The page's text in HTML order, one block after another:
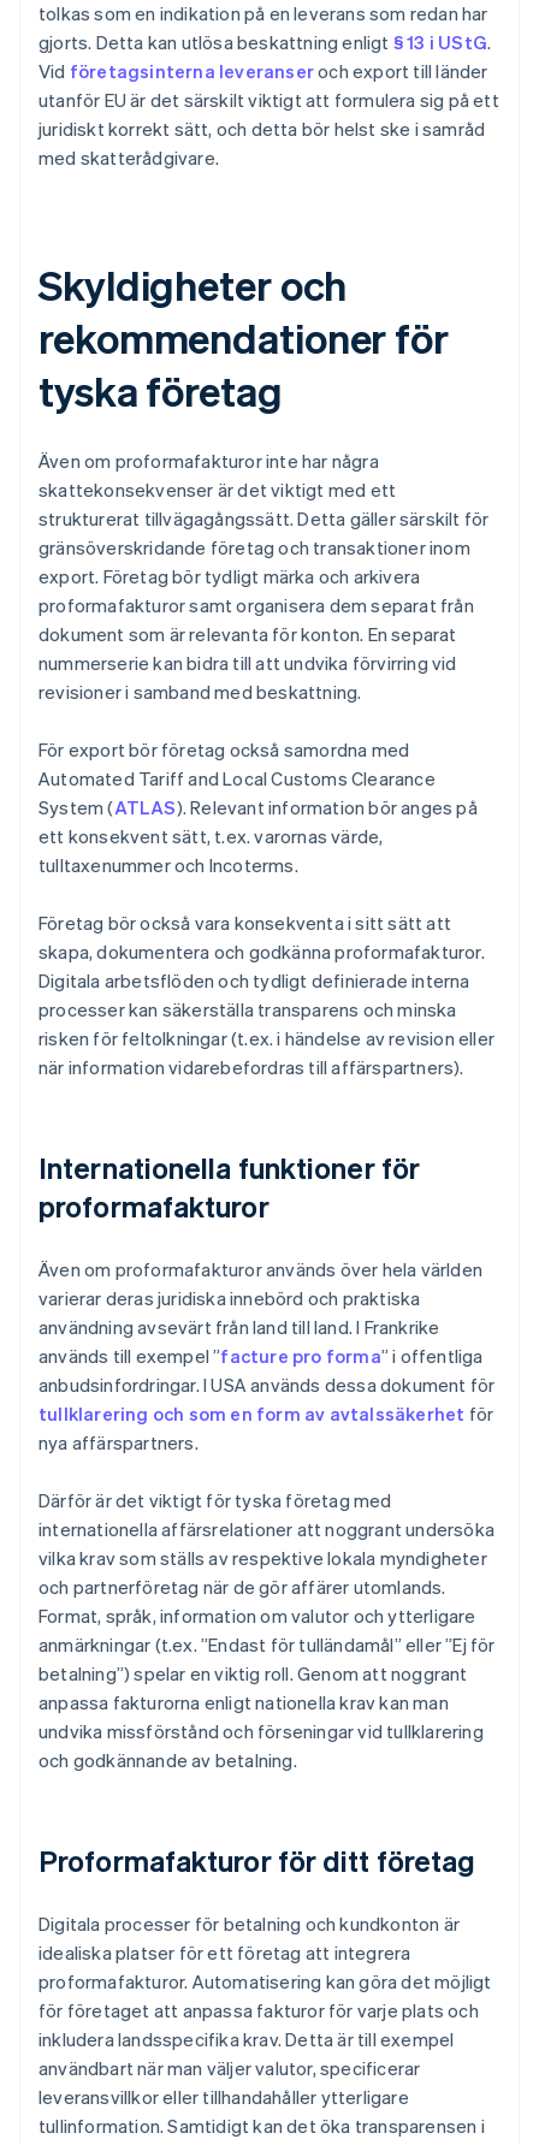
tolkas som en indikation på en leverans som redan har
gjorts. Detta kan utlösa beskattning enligt § 13 i UStG.
Vid företagsinterna leveranseroch export till länder
utanför EU är det särskilt viktigt att formulera sig på ett
juridiskt korrekt sätt, och detta bör helst ske i samråd
med skatterådgivare.
Skyldigheter och
rekommendationer för
tyska företag
Även om proformafakturor inte har några
skattekonsekvenser är det viktigt med ett
strukturerat tillvägagångssätt. Detta gäller särskilt för
gränsöverskridande företag och transaktioner inom
export. Företag bör tydligt märka och arkivera
proformafakturor samt organisera dem separat från
dokument som är relevanta för konton. En separat
nummerserie kan bidra till att undvika förvirring vid
revisioner i samband med beskattning.
För export bör företag också samordna med
Automated Tariff and Local Customs Clearance
System (ATLAS). Relevant information bör anges på
ett konsekvent sätt, t.ex. varornas värde,
tulltaxenummer och Incoterms.
Företag bör också vara konsekventa i sitt sätt att
skapa, dokumentera och godkänna proformafakturor.
Digitala arbetsflöden och tydligt definierade interna
processer kan säkerställa transparens och minska
risken för feltolkningar (t.ex. i händelse av revision eller
när information vidarebefordras till affärspartners).
Internationella funktioner för
proformafakturor
Även om proformafakturor används över hela världen
varierar deras juridiska innebörd och praktiska
användning avsevärt från land till land. I Frankrike
används till exempel ”facture pro forma” i offentliga
anbudsinfordringar. I USA används dessa dokument för
tullklarering och som en form av avtalssäkerhet för
nya affärspartners.
Därför är det viktigt för tyska företag med
internationella affärsrelationer att noggrant undersöka
vilka krav som ställs av respektive lokala myndigheter
och partnerföretag när de gör affärer utomlands.
Format, språk, information om valutor och ytterligare
anmärkningar (t.ex. ”Endast för tulländamål” eller ”Ej för
betalning”) spelar en viktig roll. Genom att noggrant
anpassa fakturorna enligt nationella krav kan man
undvika missförstånd och förseningar vid tullklarering
och godkännande av betalning.
Proformafakturor för ditt företag
Digitala processer för betalning och kundkonton är
idealiska platser för ett företag att integrera
proformafakturor. Automatisering kan göra det möjligt
för företaget att anpassa fakturor för varje plats och
inkludera landsspecifika krav. Detta är till exempel
användbart när man väljer valutor, specificerar
leveransvillkor eller tillhandahåller ytterligare
tullinformation. Samtidigt kan det öka transparensen i